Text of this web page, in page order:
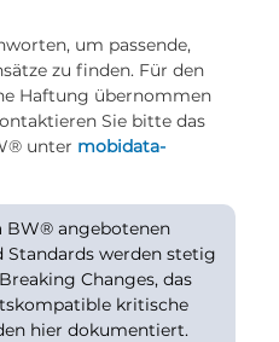
um passende,
zu finden. Für den
Haftung übernommen
Sie bitte das
unter mobidata-
BW® angebotenen
werden stetig
Changes, das
kritische
hier dokumentiert.